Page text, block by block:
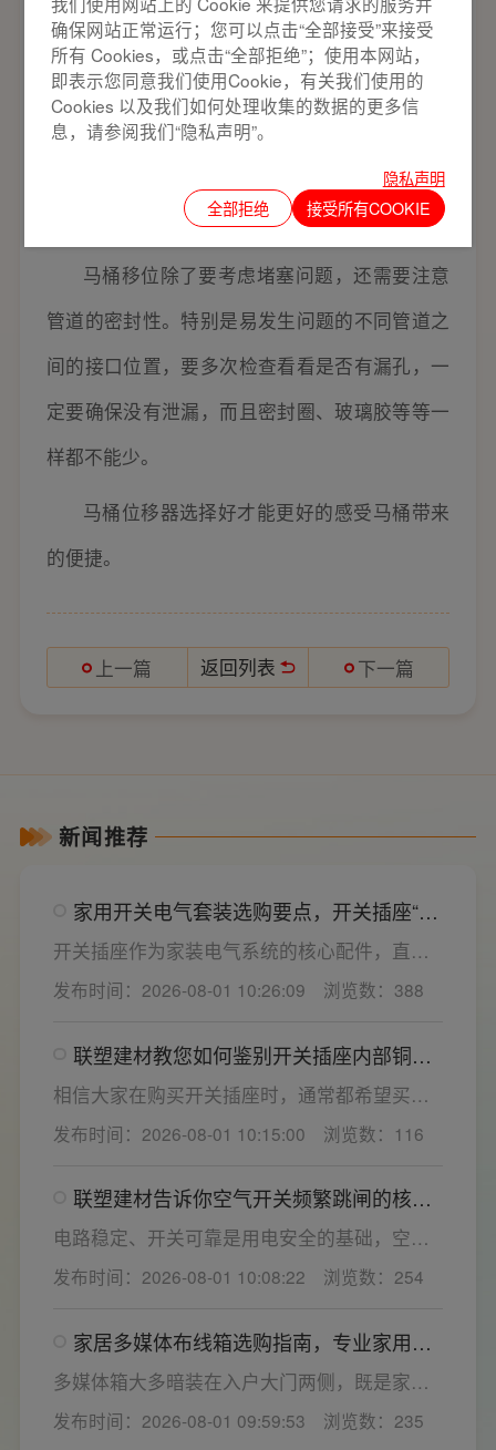
触到的下水管有PVC、PE、PP等。马桶的下水
管常选择PVC，它具有比较好的抗拉性、抗压
性，而且耐腐蚀性也不错。性价比相对更好一
四、马桶位移器的选择。
马桶移位除了要考虑堵塞问题，还需要注意
管道的密封性。特别是易发生问题的不同管道之
间的接口位置，要多次检查看看是否有漏孔，一
定要确保没有泄漏，而且密封圈、玻璃胶等等一
样都不能少。
马桶位移器选择好才能更好的感受马桶带来
的便捷。
上一篇 返回列表 下一篇
新闻推荐
家用开关电气套装选购要点，开关插座“七
看”甄选技巧
开关插座作为家装电气系统的核心配件，直接
决定居家用电的安全性与实用性，选材好坏影
响着长期居住体验。想要一站式搞定全屋电气
关键。联塑建材总结专业选购“七看”技巧，帮大
家精准避坑，挑选安全耐用的开关插座产品。
发布时间：2026-08-01 10:26:09 浏览数：388
联塑建材教您如何鉴别开关插座内部铜片
质量
相信大家在购买开关插座时，通常都希望买到
一款寿命长，质量好的产品，那么对于开关插
座而言，其里面的铜片好坏就直接决定了它的
越长越好(因为铜片长度决定了插座距离的大
小，插孔间距越宽二三插同时插入越方便)。
发布时间：2026-08-01 10:15:00 浏览数：116
联塑建材告诉你空气开关频繁跳闸的核心
原因与技术对策
电路稳定、开关可靠是用电安全的基础，空开
频繁跳闸大多源于电压波动、配件适配性不足
或防护结构设计缺陷。联塑建材依托成熟的电
电气套装产品，结构设计科学、稳压防护性能
优异，可有效应对电压瞬变、电网波动等场
景，减少无故跳闸、误跳闸等故障问题。
发布时间：2026-08-01 10:08:22 浏览数：254
家居多媒体布线箱选购指南，专业家用开
关电气套装厂家为您详解
多媒体箱大多暗装在入户大门两侧，既是家居
弱电线路的集中收纳载体，也会影响墙面整体
装修美观度，外观颜值、内部空间、模块化功
发布时间：2026-08-01 09:59:53 浏览数：235
确保网站正常运行；您可以点击“全部接受”来接受
所有 Cookies，或点击“全部拒绝”；使用本网站，
即表示您同意我们使用Cookie，有关我们使用的
Cookies 以及我们如何处理收集的数据的更多信
息，请参阅我们“隐私声明”。
隐私声明
全部拒绝
接受所有COOKIE